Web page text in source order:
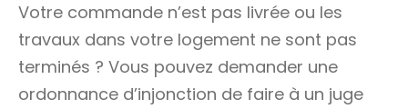
Votre commande n’est pas livrée ou les
travaux dans votre logement ne sont pas
terminés ? Vous pouvez demander une
ordonnance d’injonction de faire à un juge